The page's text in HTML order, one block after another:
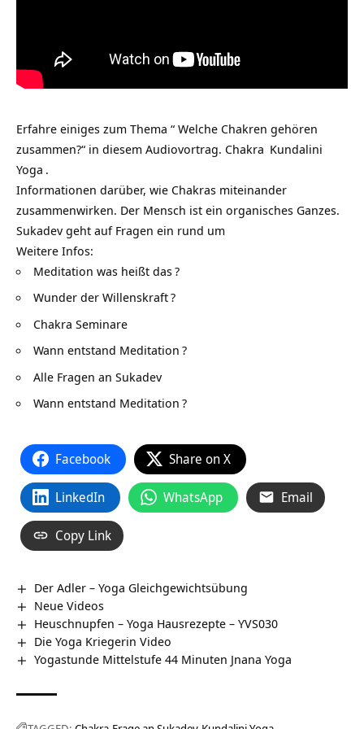
Erfahre einiges zum Thema “ Welche Chakren gehören
zusammen?“ in diesem Audiovortrag. Chakra Kundalini
Yoga .
Informationen darüber, wie Chakras miteinander
zusammenwirken. Der Mensch ist ein organisches Ganzes.
Sukadev geht auf Fragen ein rund um
Weitere Infos:
Meditation was heißt das?
Wunder der Willenskraft?
Chakra Seminare
Wann entstand Meditation ?
Alle Fragen an Sukadev
Wann entstand Meditation ?
Facebook Share on X
LinkedIn WhatsApp Email
Copy Link
Der Adler – Yoga Gleichgewichtsübung
Neue Videos
Heuschnupfen – Yoga Hausrezepte – YVS030
Die Yoga Kriegerin Video
Yogastunde Mittelstufe 44 Minuten Jnana Yoga